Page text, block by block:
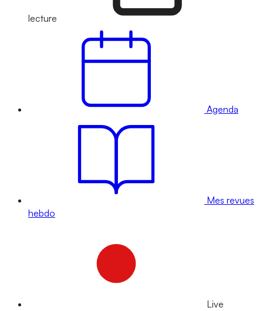
lecture
Agenda
Mes revues
hebdo
Live